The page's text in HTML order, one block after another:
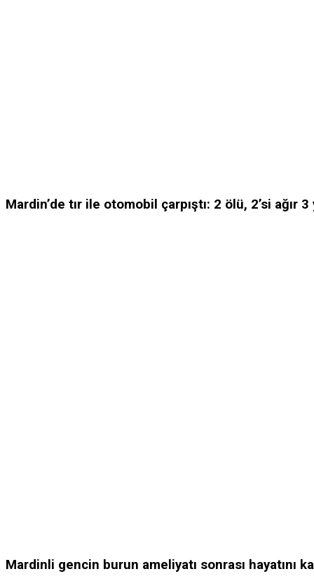
Mardin’de tır ile otomobil çarpıştı: 2 ölü, 2’si ağır 3
Mardinli gencin burun ameliyatı sonrası hayatını